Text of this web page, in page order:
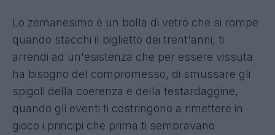
Lo zemanesimo è un bolla di vetro che si rompe
quando stacchi il biglietto dei trent'anni, ti
arrendi ad un'esistenza che per essere vissuta
ha bisogno del compromesso, di smussare gli
spigoli della coerenza e della testardaggine,
quando gli eventi ti costringono a rimettere in
gioco i principi che prima ti sembravano